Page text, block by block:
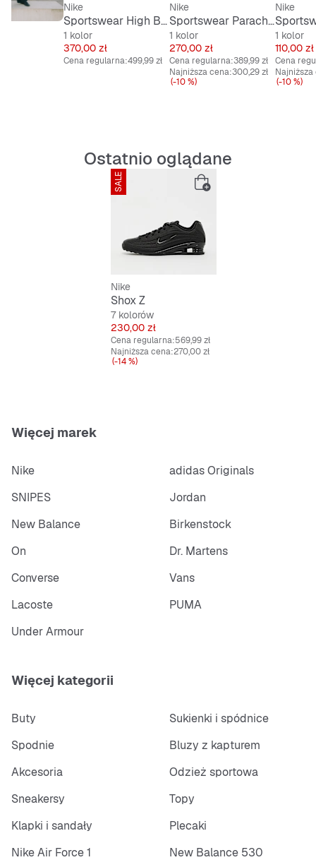
Nike
Sportswear High Brand Read Varsity Jacket
1 kolor
Cena
370,00 zł
Cena regularna:499,99 zł
Nike
Sportswear Parachute High Rise Pant
1 kolor
Cena
270,00 zł
Cena regularna:389,99 zł
Najniższa cena:300,29 zł
(-10 %)
Nike
1 kolor
Cena
110,00 zł
Cena
(-10 %)
Ostatnio oglądane
SALE
Nike
Shox Z
7 kolorów
Cena
230,00 zł
Cena regularna:569,99 zł
Najniższa cena:270,00 zł
(-14 %)
Więcej marek
Nike
adidas Originals
SNIPES
Jordan
New Balance
Birkenstock
On
Dr. Martens
Converse
Vans
Lacoste
PUMA
Under Armour
Więcej kategorii
Buty
Sukienki i spódnice
Spodnie
Bluzy z kapturem
Akcesoria
Odzież sportowa
Sneakersy
Topy
Klapki i sandały
Plecaki
Nike Air Force 1
New Balance 530